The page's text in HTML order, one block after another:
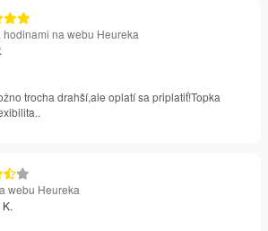
hodinami na webu Heureka
trocha drahší,ale oplatí sa priplatiť!Topka
webu Heureka